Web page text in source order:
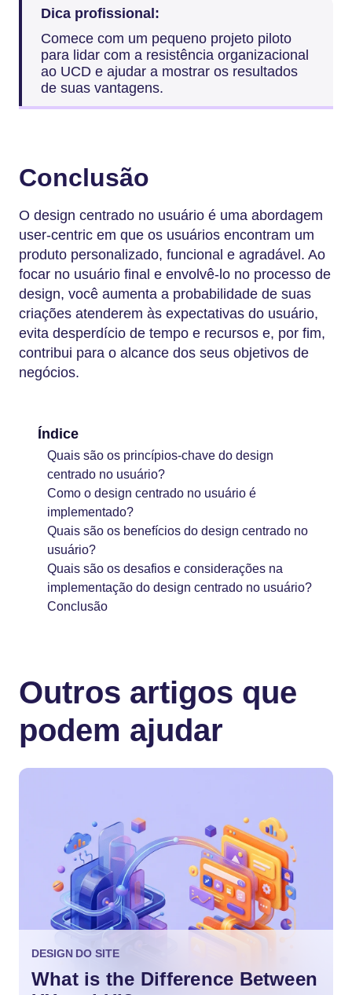
Dica profissional:
Comece com um pequeno projeto piloto
para lidar com a resistência organizacional
ao UCD e ajudar a mostrar os resultados
de suas vantagens.
Conclusão
O design centrado no usuário é uma abordagem
user-centric em que os usuários encontram um
produto personalizado, funcional e agradável. Ao
focar no usuário final e envolvê-lo no processo de
design, você aumenta a probabilidade de suas
criações atenderem às expectativas do usuário,
evita desperdício de tempo e recursos e, por fim,
contribui para o alcance dos seus objetivos de
negócios.
Índice
Quais são os princípios-chave do design
centrado no usuário?
Como o design centrado no usuário é
implementado?
Quais são os benefícios do design centrado no
usuário?
Quais são os desafios e considerações na
implementação do design centrado no usuário?
Conclusão
Outros artigos que
podem ajudar
DESIGN DO SITE
What is the Difference Between